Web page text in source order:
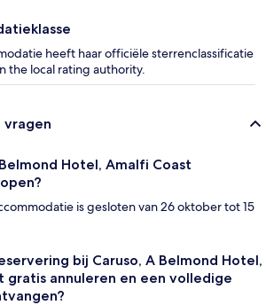
heeft haar officiële sterrenclassificatie
the local rating authority.
vragen
Hotel, Amalfi Coast
is gesloten van 26 oktober tot 15
bij Caruso, A Belmond Hotel,
gratis annuleren en een volledige